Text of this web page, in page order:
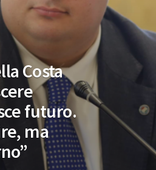
Costa
futuro.
ma